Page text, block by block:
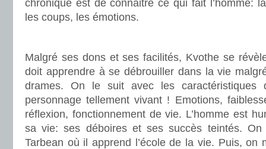
chronique est de connaitre ce qui fait l’homme:
les coups, les émotions.
Malgré ses dons et ses facilités, Kvothe se
doit apprendre à se débrouiller dans la vie
drames. On le suit avec les
personnage tellement vivant ! Emotions,
réflexion, fonctionnement de vie. L’homme est
sa vie: ses déboires et ses succès teintés.
Tarbean où il apprend l’école de la vie. Puis, on